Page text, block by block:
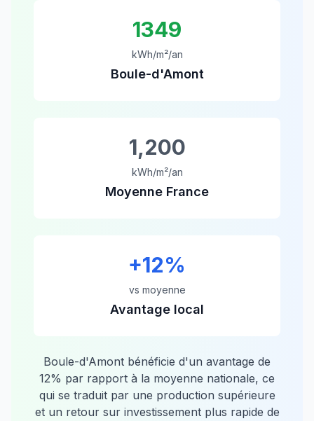
1349
kWh/m²/an
Boule-d'Amont
1,200
kWh/m²/an
Moyenne France
+12%
vs moyenne
Avantage local
Boule-d'Amont bénéficie d'un avantage de
12% par rapport à la moyenne nationale, ce
qui se traduit par une production supérieure
et un retour sur investissement plus rapide de